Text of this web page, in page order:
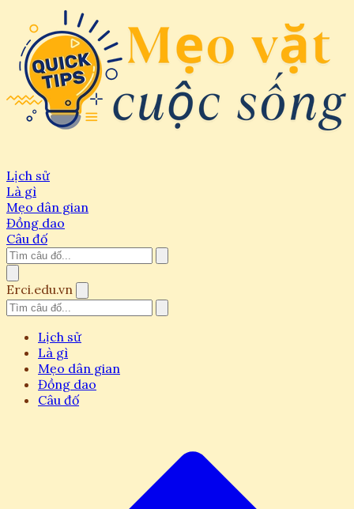
Lịch sử
Là gì
Mẹo dân gian
Đồng dao
Câu đố
Erci.edu.vn
Lịch sử
Là gì
Mẹo dân gian
Đồng dao
Câu đố